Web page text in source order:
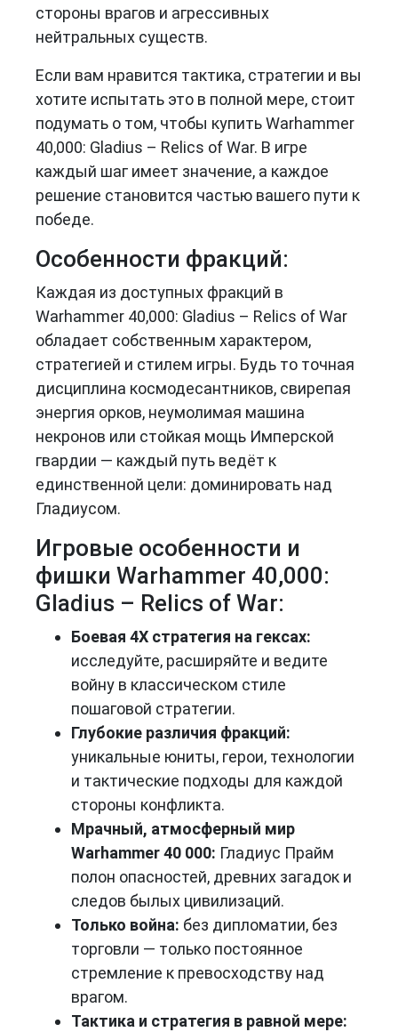
стороны врагов и агрессивных
нейтральных существ.
Если вам нравится тактика, стратегии и вы
хотите испытать это в полной мере, стоит
подумать о том, чтобы купить Warhammer
40,000: Gladius – Relics of War. В игре
каждый шаг имеет значение, а каждое
решение становится частью вашего пути к
победе.
Особенности фракций:
Каждая из доступных фракций в
Warhammer 40,000: Gladius – Relics of War
обладает собственным характером,
стратегией и стилем игры. Будь то точная
дисциплина космодесантников, свирепая
энергия орков, неумолимая машина
некронов или стойкая мощь Имперской
гвардии — каждый путь ведёт к
единственной цели: доминировать над
Гладиусом.
Игровые особенности и
фишки Warhammer 40,000:
Gladius – Relics of War:
Боевая 4X стратегия на гексах:
исследуйте, расширяйте и ведите
войну в классическом стиле
пошаговой стратегии.
Глубокие различия фракций:
уникальные юниты, герои, технологии
и тактические подходы для каждой
стороны конфликта.
Мрачный, атмосферный мир
Warhammer 40 000: Гладиус Прайм
полон опасностей, древних загадок и
следов былых цивилизаций.
Только война: без дипломатии, без
торговли — только постоянное
стремление к превосходству над
врагом.
Тактика и стратегия в равной мере: